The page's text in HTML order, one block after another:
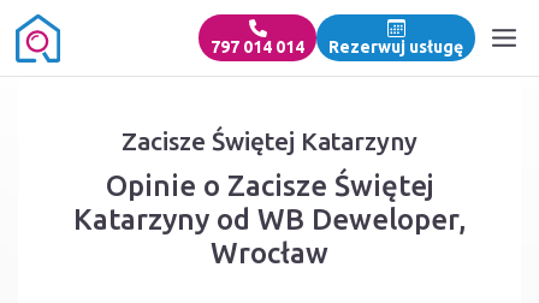
797 014 014 Rezerwuj usługę
Zacisze Świętej Katarzyny
Opinie o Zacisze Świętej
Katarzyny od WB Deweloper,
Wrocław